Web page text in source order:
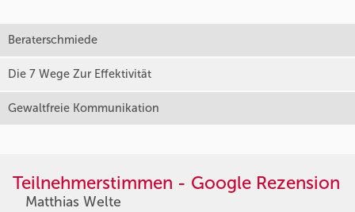
Beraterschmiede
Die 7 Wege Zur Effektivität
Gewaltfreie Kommunikation
Teilnehmerstimmen - Google Rezension
Matthias Welte